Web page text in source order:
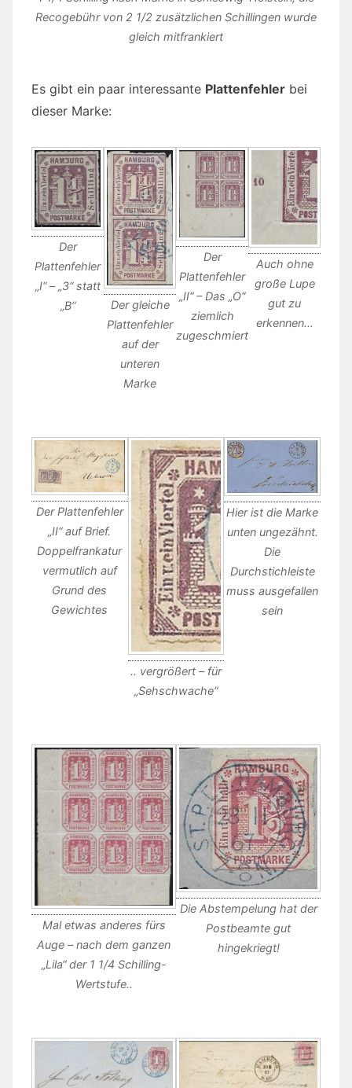
Recogebühr von 2 1/2 zusätzlichen Schillingen wurde
gleich mitfrankiert
Es gibt ein paar interessante Plattenfehler bei
dieser Marke:
Der
Plattenfehler
„I“ – „3“ statt
„B“
Der gleiche
Plattenfehler
auf der
unteren
Marke
Der
Plattenfehler
„II“ – Das „O“
ziemlich
zugeschmiert
Auch ohne
große Lupe
gut zu
erkennen…
Der Plattenfehler
„II“ auf Brief.
Doppelfrankatur
vermutlich auf
Grund des
Gewichtes
.. vergrößert – für
„Sehschwache“
Hier ist die Marke
unten ungezähnt.
Die
Durchstichleiste
muss ausgefallen
sein
Mal etwas anderes fürs
Auge – nach dem ganzen
„Lila“ der 1 1/4 Schilling-
Wertstufe..
Die Abstempelung hat der
Postbeamte gut
hingekriegt!